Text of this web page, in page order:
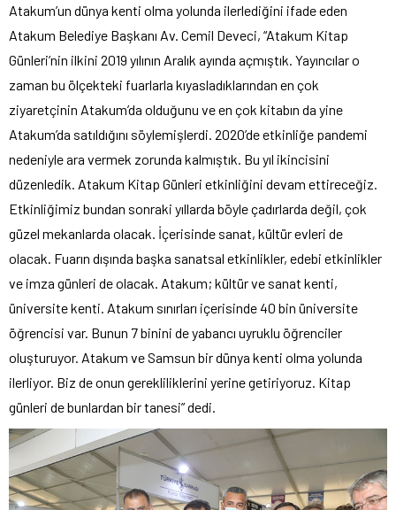
Atakum’un dünya kenti olma yolunda ilerlediğini ifade eden
Atakum Belediye Başkanı Av. Cemil Deveci, “Atakum Kitap
Günleri’nin ilkini 2019 yılının Aralık ayında açmıştık. Yayıncılar o
zaman bu ölçekteki fuarlarla kıyasladıklarından en çok
ziyaretçinin Atakum’da olduğunu ve en çok kitabın da yine
Atakum’da satıldığını söylemişlerdi. 2020’de etkinliğe pandemi
nedeniyle ara vermek zorunda kalmıştık. Bu yıl ikincisini
düzenledik. Atakum Kitap Günleri etkinliğini devam ettireceğiz.
Etkinliğimiz bundan sonraki yıllarda böyle çadırlarda değil, çok
güzel mekanlarda olacak. İçerisinde sanat, kültür evleri de
olacak. Fuarın dışında başka sanatsal etkinlikler, edebi etkinlikler
ve imza günleri de olacak. Atakum; kültür ve sanat kenti,
üniversite kenti. Atakum sınırları içerisinde 40 bin üniversite
öğrencisi var. Bunun 7 binini de yabancı uyruklu öğrenciler
oluşturuyor. Atakum ve Samsun bir dünya kenti olma yolunda
ilerliyor. Biz de onun gerekliliklerini yerine getiriyoruz. Kitap
günleri de bunlardan bir tanesi” dedi.